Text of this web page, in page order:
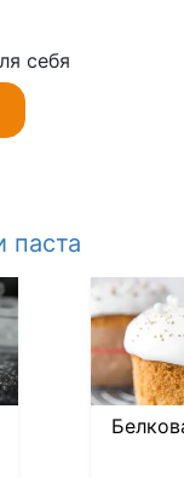
себя
паста